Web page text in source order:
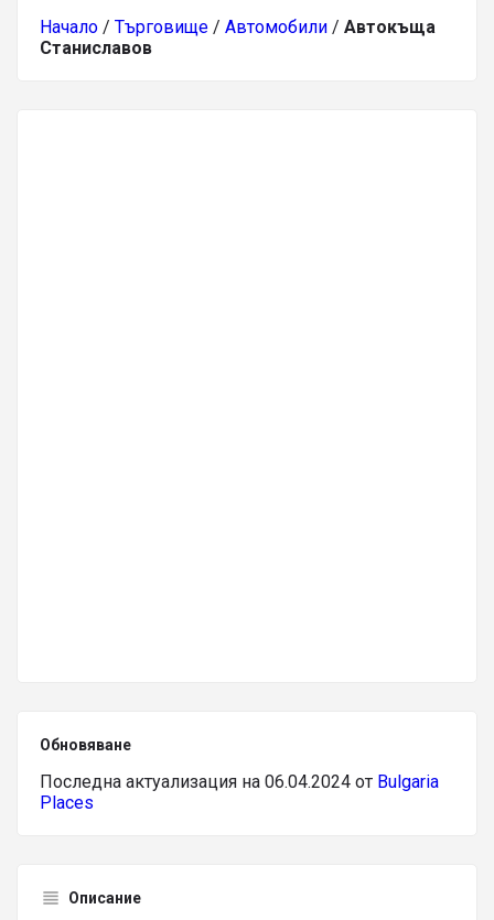
Начало / Търговище / Автомобили / Автокъща
Станиславов
Обновяване
Последна актуализация на 06.04.2024 от Bulgaria
Places
Описание